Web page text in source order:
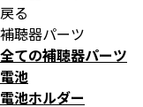
戻る
補聴器パーツ
全ての補聴器パーツ
電池
電池ホルダー